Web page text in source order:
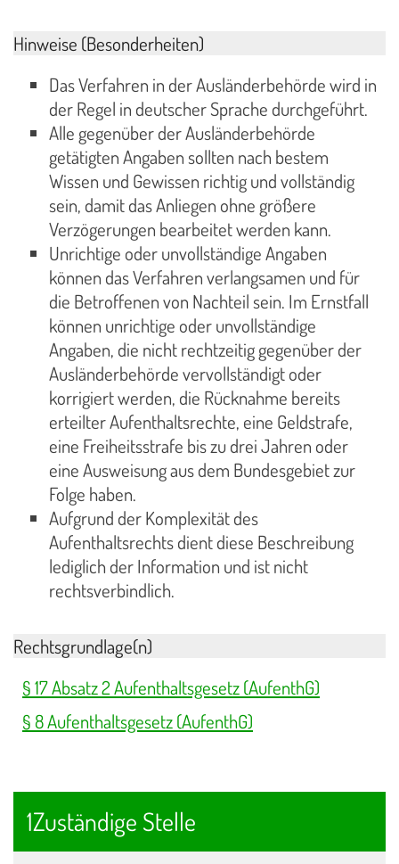
Hinweise (Besonderheiten)
Das Verfahren in der Ausländerbehörde wird in
der Regel in deutscher Sprache durchgeführt.
Alle gegenüber der Ausländerbehörde
getätigten Angaben sollten nach bestem
Wissen und Gewissen richtig und vollständig
sein, damit das Anliegen ohne größere
Verzögerungen bearbeitet werden kann.
Unrichtige oder unvollständige Angaben
können das Verfahren verlangsamen und für
die Betroffenen von Nachteil sein. Im Ernstfall
können unrichtige oder unvollständige
Angaben, die nicht rechtzeitig gegenüber der
Ausländerbehörde vervollständigt oder
korrigiert werden, die Rücknahme bereits
erteilter Aufenthaltsrechte, eine Geldstrafe,
eine Freiheitsstrafe bis zu drei Jahren oder
eine Ausweisung aus dem Bundesgebiet zur
Folge haben.
Aufgrund der Komplexität des
Aufenthaltsrechts dient diese Beschreibung
lediglich der Information und ist nicht
rechtsverbindlich.
Rechtsgrundlage(n)
§ 17 Absatz 2 Aufenthaltsgesetz (AufenthG)
§ 8 Aufenthaltsgesetz (AufenthG)
1Zuständige Stelle